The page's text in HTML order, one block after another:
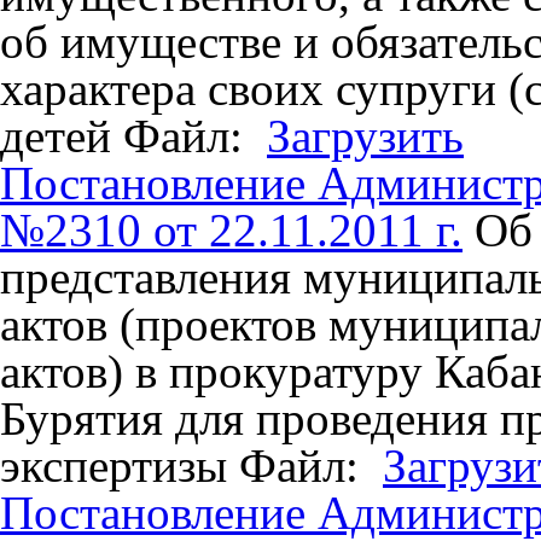
об имуществе и
характера своих супруги
детей Файл: Загрузить
Постановление
№2310 от 22.11.2011 г. Об
представления
актов (проектов
актов) в прокуратуру
Бурятия для проведения
экспертизы Файл:
Постановление